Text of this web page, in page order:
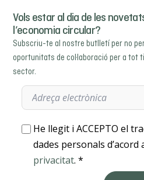
Vols estar al dia de les
l’economia circular?
Subscriu-te al nostre butlletí per no
oportunitats de col·laboració per a tot
sector.